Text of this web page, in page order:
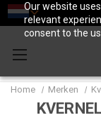
Our website
relevant
consent to the
Home Merken